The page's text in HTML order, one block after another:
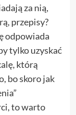
za nią,
przepisy?
odpowiada
tylko uzyskać
którą
bo skoro jak
to warto